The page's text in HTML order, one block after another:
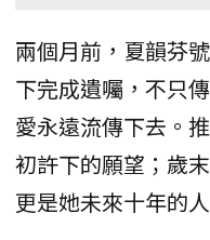
兩個月前，夏韻芬
下完成遺囑，不只
愛永遠流傳下去。
初許下的願望；歲
更是她未來十年的